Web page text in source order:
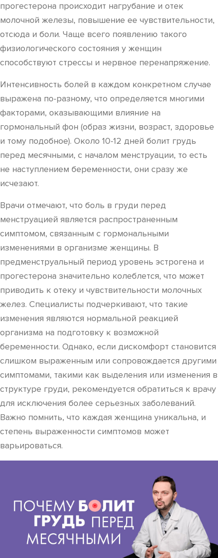
прогестерона происходит нагрубание и отек
молочной железы, повышение ее чувствительности,
отсюда и боли. Чаще всего появлению такого
физиологического состояния у женщин
способствуют стрессы и нервное перенапряжение.
Интенсивность болей в каждом конкретном случае
выражена по-разному, что определяется многими
факторами, оказывающими влияние на
гормональный фон (образ жизни, возраст, здоровье
и тому подобное). Около 10-12 дней болит грудь
перед месячными, с началом менструации, то есть
не наступлением беременности, они сразу же
исчезают.
Врачи отмечают, что боль в груди перед
менструацией является распространенным
симптомом, связанным с гормональными
изменениями в организме женщины. В
предменструальный период уровень эстрогена и
прогестерона значительно колеблется, что может
приводить к отеку и чувствительности молочных
желез. Специалисты подчеркивают, что такие
изменения являются нормальной реакцией
организма на подготовку к возможной
беременности. Однако, если дискомфорт становится
слишком выраженным или сопровождается другими
симптомами, такими как выделения или изменения в
структуре груди, рекомендуется обратиться к врачу
для исключения более серьезных заболеваний.
Важно помнить, что каждая женщина уникальна, и
степень выраженности симптомов может
варьироваться.